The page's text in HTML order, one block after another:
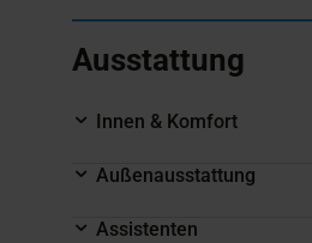
Ausstattung
Innen & Komfort
Außenausstattung
Assistenten